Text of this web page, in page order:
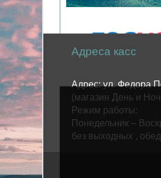
Адреса касс
Адрес: ул. Федора
(магазин День и
Режим работы:
Понедельник –
без выходных ,